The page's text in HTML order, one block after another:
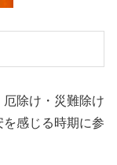
除け・災難除け
感じる時期に参